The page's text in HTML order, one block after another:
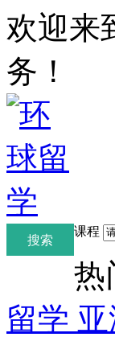
欢迎来
务！
课程
热
留学